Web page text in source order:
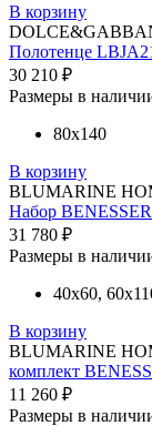
В корзину
Полотенце
30 210 ₽
Размеры в
80х140
В корзину
BLUMARINE
Набор
31 780 ₽
Размеры в
40х60,
В корзину
BLUMARINE
комплект
11 260 ₽
Размеры в